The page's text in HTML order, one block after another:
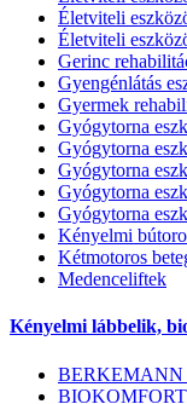
Életviteli
Életviteli
Gerinc
Gyengénlátás
Gyermek
Gyógytorna
Gyógytorna
Gyógytorna
Gyógytorna
Gyógytorna
Kényelmi
Kétmotoros
Medenceliftek
Kényelmi lábbelik,
BERKEMANN
BIOKOMFORT